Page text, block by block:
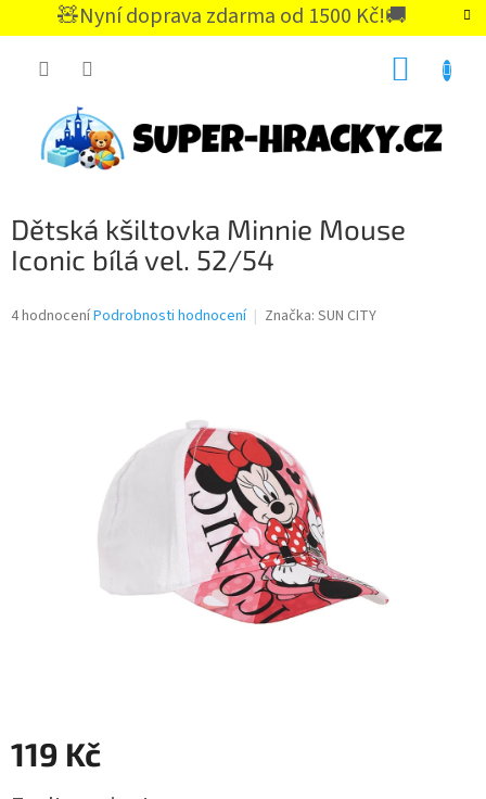
🧸Nyní doprava zdarma od 1500 Kč!🚚
CZK
Dětská kšiltovka Minnie Mouse
Iconic bílá vel. 52/54
Průměrné
4 hodnoceníPodrobnosti hodnocení Značka: SUN CITY
119 Kč